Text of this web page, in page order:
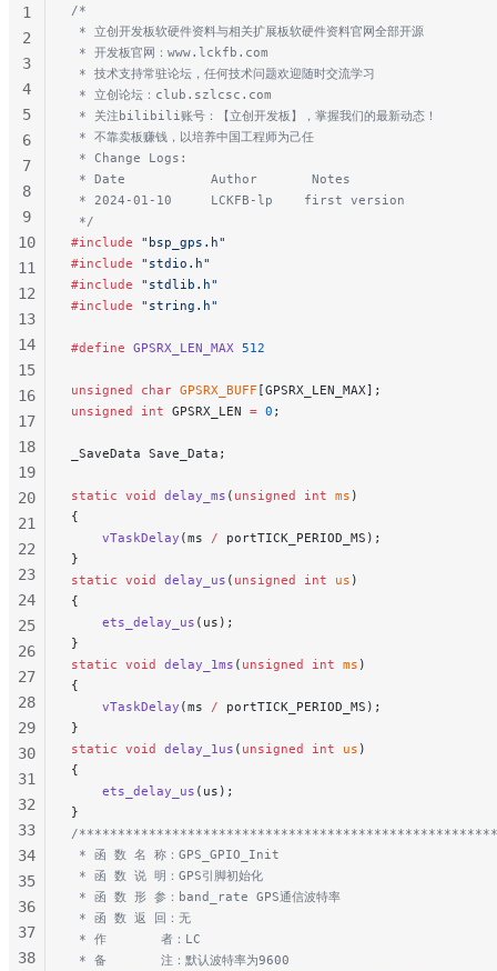
/*
* 立创开发板软硬件资料与相关扩展板软硬件资料官网全部开源
* 开发板官网：www.lckfb.com
* 技术支持常驻论坛，任何技术问题欢迎随时交流学习
* 立创论坛：club.szlcsc.com
* 关注bilibili账号：【立创开发板】，掌握我们的最新动态！
* 不靠卖板赚钱，以培养中国工程师为己任
* Change Logs:
* Date           Author       Notes
* 2024-01-10     LCKFB-lp    first version
*/
#include "bsp_gps.h"
#include "stdio.h"
#include "stdlib.h"
#include "string.h"
#define GPSRX_LEN_MAX 512
unsigned char GPSRX_BUFF [GPSRX_LEN_MAX];
unsigned int GPSRX_LEN = 0 ;
_SaveData Save_Data;
static void delay_ms ( unsigned int ms )
{
    vTaskDelay
(ms / portTICK_PERIOD_MS);
}
static void delay_us ( unsigned int us )
{
    ets_delay_us
(us);
}
static void delay_1ms ( unsigned int ms )
{
    vTaskDelay
(ms / portTICK_PERIOD_MS);
}
static void delay_1us ( unsigned int us )
{
    ets_delay_us
(us);
}
/
* 函 数 名 称：GPS_GPIO_Init
* 函 数 说 明：GPS引脚初始化
* 函 数 形 参：band_rate GPS通信波特率
* 函 数 返 回：无
* 作       者：LC
* 备       注：默认波特率为9600
1
2
3
4
5
6
7
8
9
10
11
12
13
14
15
16
17
18
19
20
21
22
23
24
25
26
27
28
29
30
31
32
33
34
35
36
37
38